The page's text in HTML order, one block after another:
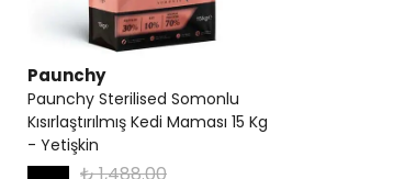
Paunchy
Paunchy Sterilised Somonlu
Kısırlaştırılmış Kedi Maması 15 Kg
- Yetişkin